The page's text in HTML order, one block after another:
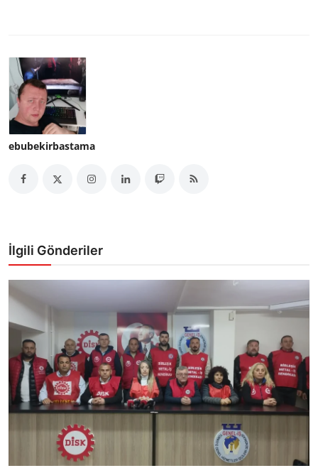
ebubekirbastama
İlgili Gönderiler